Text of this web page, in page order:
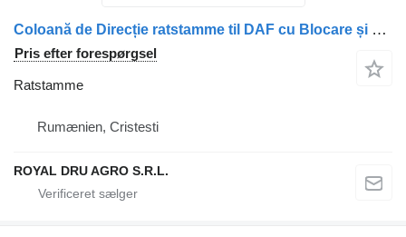
Coloană de Direcție ratstamme til DAF cu Blocare și Conectori Electrici lastbil
Pris efter forespørgsel
Ratstamme
Rumænien, Cristesti
ROYAL DRU AGRO S.R.L.